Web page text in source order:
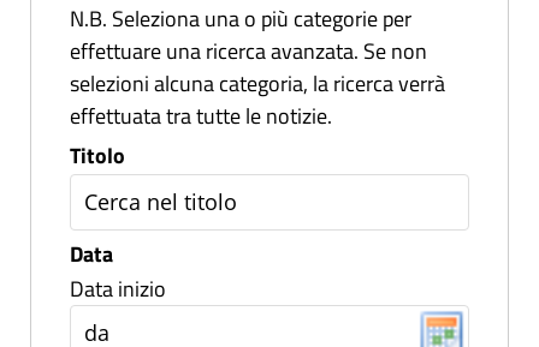
N.B. Seleziona una o più categorie per
effettuare una ricerca avanzata. Se non
selezioni alcuna categoria, la ricerca verrà
effettuata tra tutte le notizie.
Titolo
Data
Data inizio